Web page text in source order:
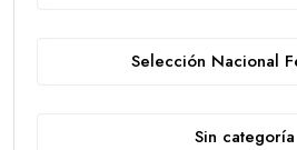
Selección Nacional
Sin categoría